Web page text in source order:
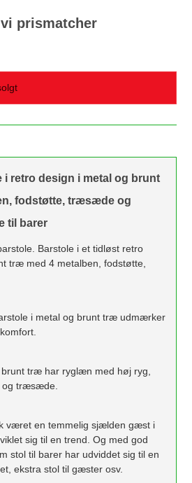
prismatcher
i retro design i metal og brunt
fodstøtte, træsæde og
til barer
Barstole i et tidløst retro
træ med 4 metalben, fodstøtte,
i metal og brunt træ udmærker
træ har ryglæn med høj ryg,
og træsæde.
været en temmelig sjælden gæst i
sig til en trend. Og med god
stol til barer har udviddet sig til en
ekstra stol til gæster osv.